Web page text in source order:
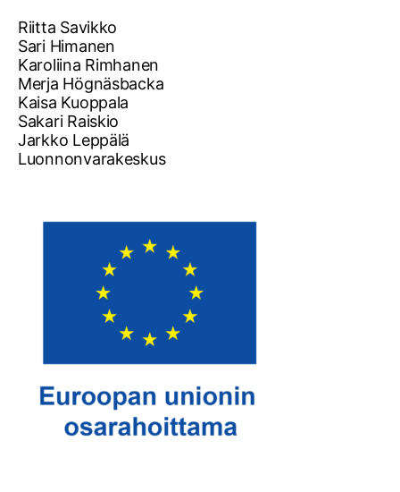
Riitta Savikko
Sari Himanen
Karoliina Rimhanen
Merja Högnäsbacka
Kaisa Kuoppala
Sakari Raiskio
Jarkko Leppälä
Luonnonvarakeskus